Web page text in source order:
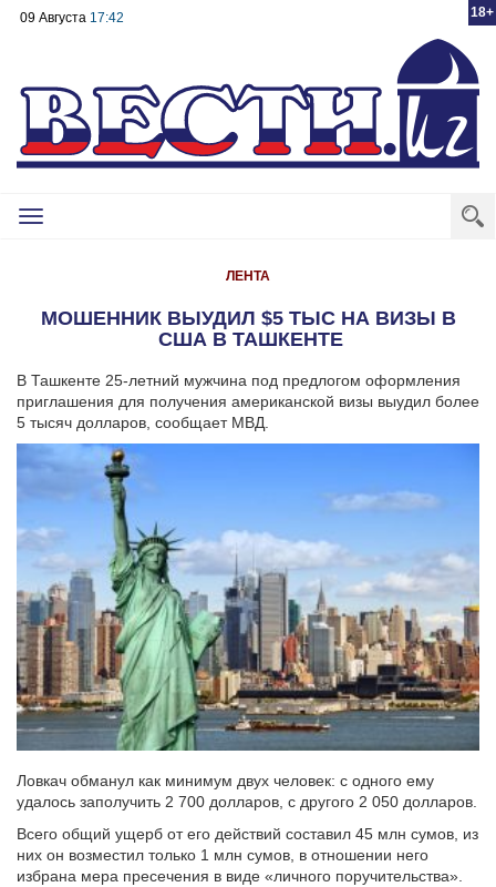
18+
09 Августа 17:42
Toggle
ЛЕНТА
МОШЕННИК ВЫУДИЛ $5 ТЫС НА ВИЗЫ В
США В ТАШКЕНТЕ
В Ташкенте 25-летний мужчина под предлогом оформления
приглашения для получения американской визы выудил более
5 тысяч долларов, сообщает МВД.
Ловкач обманул как минимум двух человек: с одного ему
удалось заполучить 2 700 долларов, с другого 2 050 долларов.
Всего общий ущерб от его действий составил 45 млн сумов, из
них он возместил только 1 млн сумов, в отношении него
избрана мера пресечения в виде «личного поручительства».